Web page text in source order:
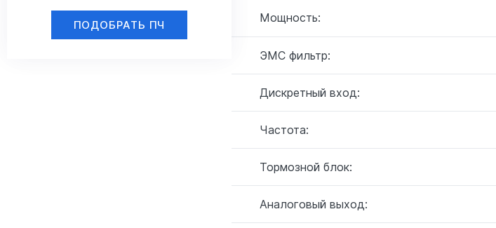
ПОДОБРАТЬ ПЧ
Мощность:
ЭМС фильтр:
Дискретный вход:
Частота:
Тормозной блок:
Аналоговый выход: